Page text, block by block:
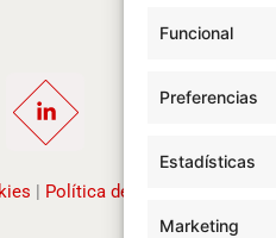
Funcional
Preferencias
Estadísticas
Marketing
| Política de Privacidad